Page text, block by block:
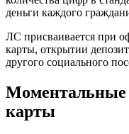
деньги каждого
ЛС присваивается при
карты, открытии
другого социального
Моментальные
карты